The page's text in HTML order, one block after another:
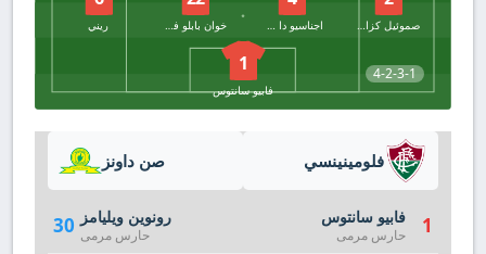
4-2-3-1
صموئيل كزافييه اجناسيو دا سيلفا خوان بابلو فريتس ريني
1
فابيو سانتوس
صن داونز
30 رونوين ويليامز
حارس مرمى
فلومينينسي
1 فابيو سانتوس
حارس مرمى